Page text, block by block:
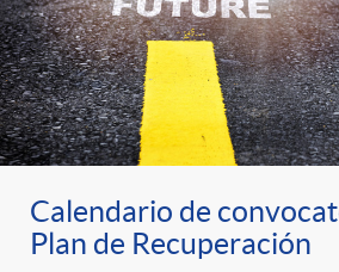
Calendario de
Plan de Recuperación